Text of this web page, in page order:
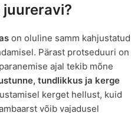
on oluline samm kahjustatud
Pärast protseduuri on
ajal tekib mõne
tundlikkus ja kerge
kerget hellust, kuid
võib vajadusel